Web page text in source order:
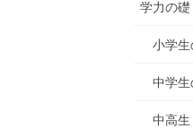
学力の礎
小学
中学
中高